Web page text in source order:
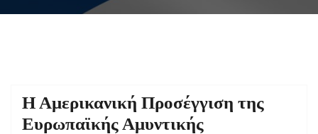
Η Αμερικανική Προσέγγιση της
Ευρωπαϊκής Αμυντικής